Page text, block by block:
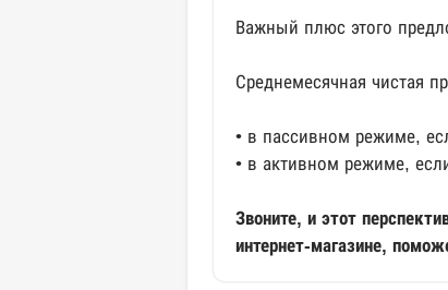
Важный плюс этого
Среднемесячная чистая
• в пассивном режиме,
• в активном режиме,
Звоните, и этот
интернет-магазине,